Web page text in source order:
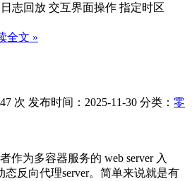
日志回放 交互界面操作 指定时区
全文 »
次 发布时间：2025-11-30 分类： 零
作为多容器服务的 web server 入
反向代理server。简单来说就是有